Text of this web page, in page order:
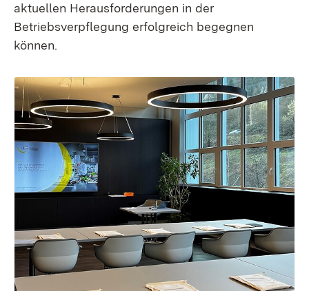
aktuellen Herausforderungen in der
Betriebsverpflegung erfolgreich begegnen
können.